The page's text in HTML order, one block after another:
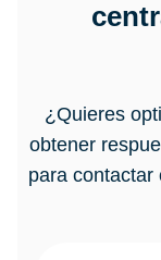
¿Quieres
obtener
para contactar